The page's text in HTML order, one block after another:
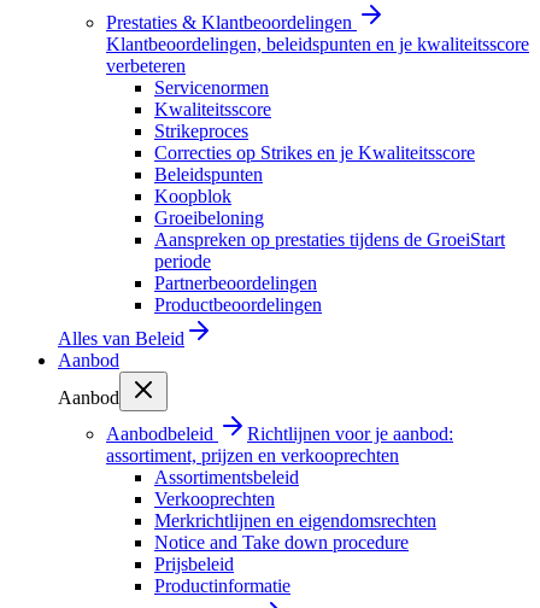
Prestaties & Klantbeoordelingen
Klantbeoordelingen, beleidspunten en je kwaliteitsscore
verbeteren
Servicenormen
Kwaliteitsscore
Strikeproces
Correcties op Strikes en je Kwaliteitsscore
Beleidspunten
Koopblok
Groeibeloning
Aanspreken op prestaties tijdens de GroeiStart
periode
Partnerbeoordelingen
Productbeoordelingen
Alles van Beleid
Aanbod
Aanbod
Aanbodbeleid
Richtlijnen voor je aanbod:
assortiment, prijzen en verkooprechten
Assortimentsbeleid
Verkooprechten
Merkrichtlijnen en eigendomsrechten
Notice and Take down procedure
Prijsbeleid
Productinformatie